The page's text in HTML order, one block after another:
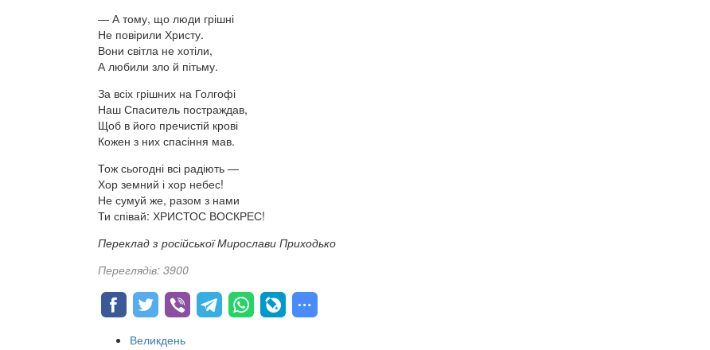
— А тому, що люди грішні
Не повірили Христу.
Вони світла не хотіли,
А любили зло й пітьму.
За всіх грішних на Голгофі
Наш Спаситель постраждав,
Щоб в його пречистій крові
Кожен з них спасіння мав.
Тож сьогодні всі радіють —
Хор земний і хор небес!
Не сумуй же, разом з нами
Ти співай: ХРИСТОС ВОСКРЕС!
Переклад з російської Мирослави Приходько
Переглядів: 3900
Великдень